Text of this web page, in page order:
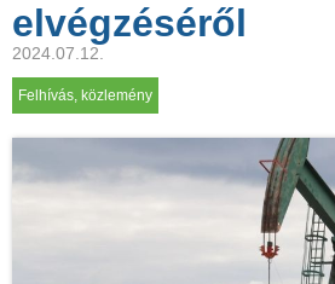
elvégzéséről
2024.07.12.
Felhívás, közlemény